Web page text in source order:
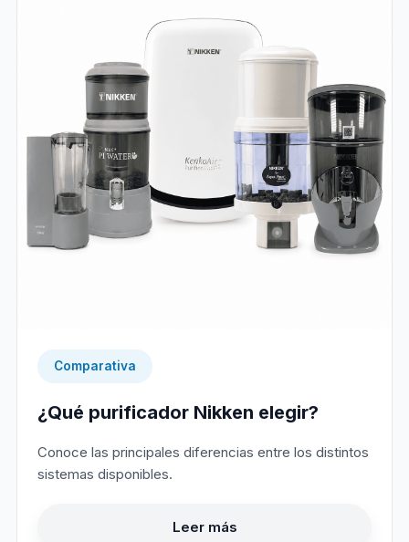
Comparativa
¿Qué purificador Nikken elegir?
Conoce las principales diferencias entre los distintos
sistemas disponibles.
Leer más